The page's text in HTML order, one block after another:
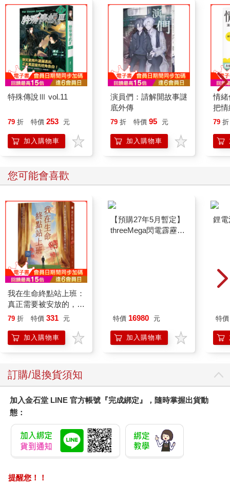
特殊傳說Ⅲ vol.11
79 折 特價 253 元
加入購物車
演員們：請解開故事謎
底外傳
79 折 特價 95 元
加入購物車
情
把
誰
79 折
您可能會喜歡
我在生命終點站上班：
真正需要被安放的，其
實是留下來的人
79 折 特價 331 元
加入購物車
VA Hi-SPEC UNITED
SIREN 黑色限定
特價 16980 元
加入購物車
特價
訂購/退換貨須知
加入金石堂 LINE 官方帳號『完成綁定』，隨時掌握出貨動
態：
提醒您！！